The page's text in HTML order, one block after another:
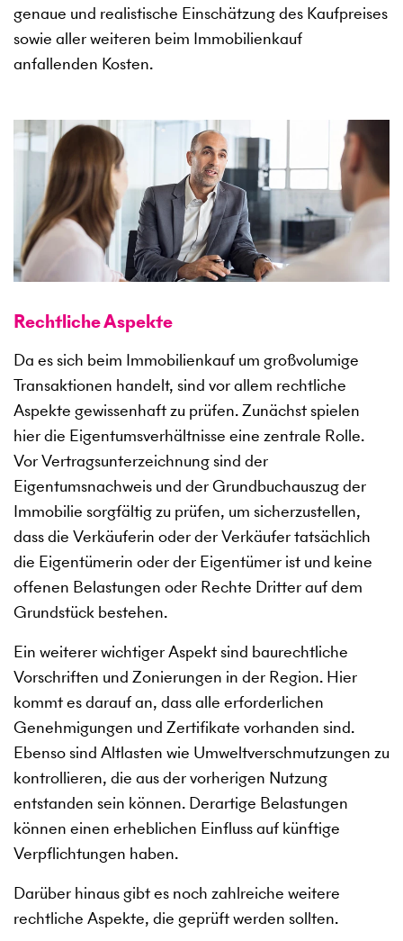
genaue und realistische Einschätzung des Kaufpreises
sowie aller weiteren beim Immobilienkauf
anfallenden Kosten.
Rechtliche Aspekte
Da es sich beim Immobilienkauf um großvolumige
Transaktionen handelt, sind vor allem rechtliche
Aspekte gewissenhaft zu prüfen. Zunächst spielen
hier die Eigentumsverhältnisse eine zentrale Rolle.
Vor Vertragsunterzeichnung sind der
Eigentumsnachweis und der Grundbuchauszug der
Immobilie sorgfältig zu prüfen, um sicherzustellen,
dass die Verkäuferin oder der Verkäufer tatsächlich
die Eigentümerin oder der Eigentümer ist und keine
offenen Belastungen oder Rechte Dritter auf dem
Grundstück bestehen.
Ein weiterer wichtiger Aspekt sind baurechtliche
Vorschriften und Zonierungen in der Region. Hier
kommt es darauf an, dass alle erforderlichen
Genehmigungen und Zertifikate vorhanden sind.
Ebenso sind Altlasten wie Umweltverschmutzungen zu
kontrollieren, die aus der vorherigen Nutzung
entstanden sein können. Derartige Belastungen
können einen erheblichen Einfluss auf künftige
Verpflichtungen haben.
Darüber hinaus gibt es noch zahlreiche weitere
rechtliche Aspekte, die geprüft werden sollten.